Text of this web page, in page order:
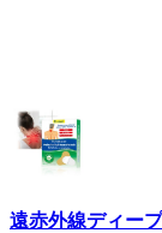
遠赤外線ディー